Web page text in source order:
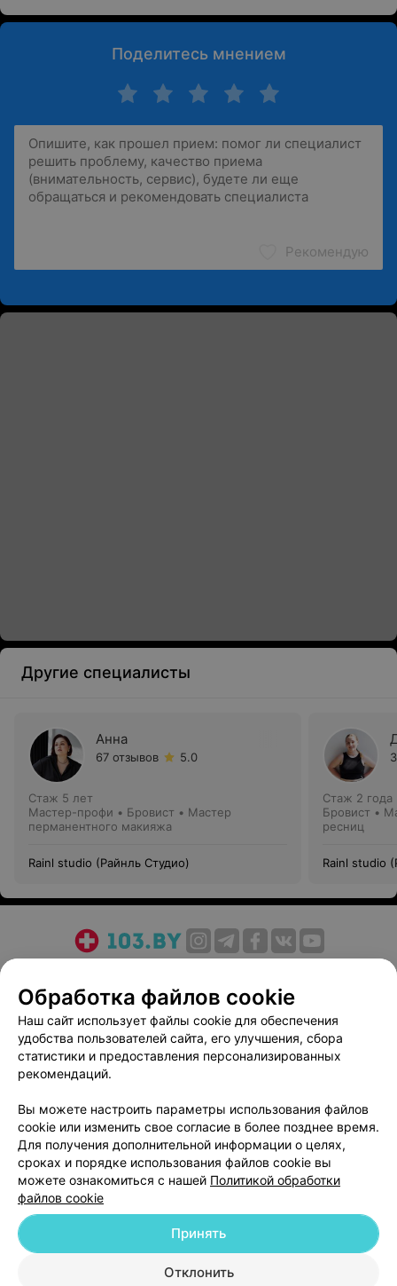
Поделитесь мнением
Рекомендую
Другие специалисты
Анна
67 отзывов 5.0
Стаж 5 лет
Мастер-профи • Бровист • Мастер
перманентного макияжа
Rainl studio (Райнль Студио)
Стаж 2 года
Бровист •
ресниц
Rainl studio
Медицинский маркетинг
Публичный договор
Пользовательское соглашение
Способы оплаты
Вакансии
Партнеры
Написать руководителю 103.by
Персональные настройки cookie
Обработка персональных данных
Обработка файлов cookie
Наш сайт использует файлы cookie для обеспечения
удобства пользователей сайта, его улучшения, сбора
статистики и предоставления персонализированных
рекомендаций.
Вы можете настроить параметры использования файлов
cookie или изменить свое согласие в более позднее время.
Для получения дополнительной информации о целях,
сроках и порядке использования файлов cookie вы
можете ознакомиться с нашей Политикой обработки
файлов cookie
Отклонить
Принять